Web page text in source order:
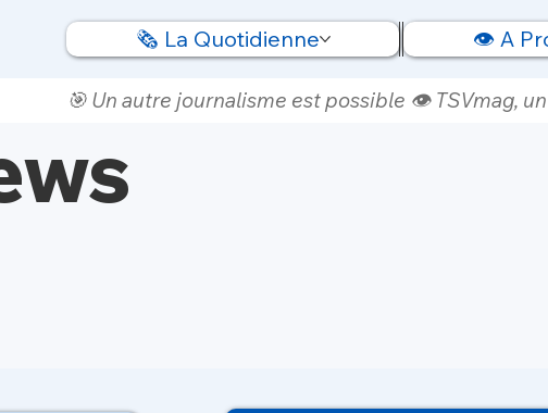
🗞️ La Quotidienne 👁️ A
🎯 Un autre journalisme est possible 👁️ TSVmag,